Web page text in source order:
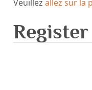
Veuillez allez sur la
Register